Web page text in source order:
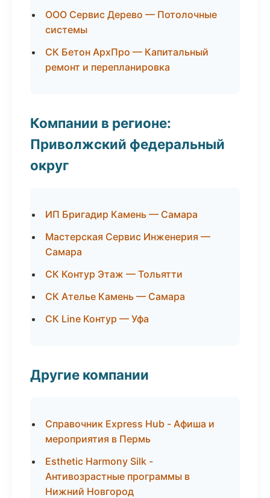
ООО Сервис Дерево — Потолочные
системы
СК Бетон АрхПро — Капитальный
ремонт и перепланировка
Компании в регионе:
Приволжский федеральный
округ
ИП Бригадир Камень — Самара
Мастерская Сервис Инженерия —
Самара
СК Контур Этаж — Тольятти
СК Ателье Камень — Самара
СК Line Контур — Уфа
Другие компании
Справочник Express Hub - Афиша и
мероприятия в Пермь
Esthetic Harmony Silk -
Антивозрастные программы в
Нижний Новгород